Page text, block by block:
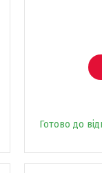
Готово до